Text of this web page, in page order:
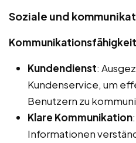
Soziale und
Kundendienst:
Kundenservice, um
Benutzern zu
Klare Kommunikation
Informationen